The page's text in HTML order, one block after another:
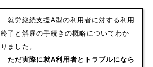
就労継続支援A型の利用者に対する利用
終了と解雇の手続きの概略についてわか
りました。
ただ実際に就A利用者とトラブルになら